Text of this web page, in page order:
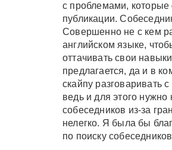
с проблемами,
публикации.
Совершенно не с кем
английском языке,
оттачивать свои
предлагается, да и в
скайпу разговаривать
ведь и для этого нужно
собеседников из-за
нелегко. Я была бы
по поиску